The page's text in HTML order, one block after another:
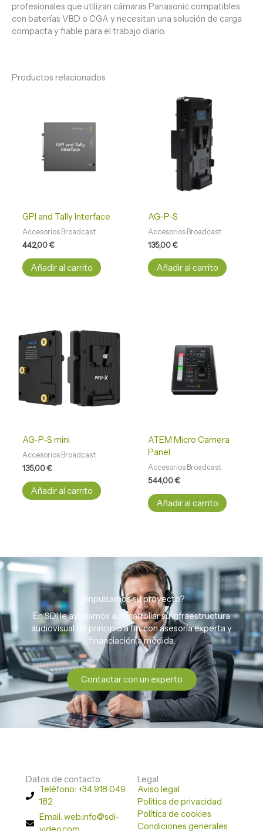
profesionales que utilizan cámaras Panasonic compatibles
con baterías VBD o CGA y necesitan una solución de carga
compacta y fiable para el trabajo diario.
Productos relacionados
GPI and Tally Interface
Accesorios Broadcast
442,00€
Añadir al carrito
AG-P-S
Accesorios Broadcast
135,00€
Añadir al carrito
AG-P-S mini
Accesorios Broadcast
135,00€
Añadir al carrito
ATEM Micro Camera
Panel
Accesorios Broadcast
544,00€
Añadir al carrito
¿Impulsamos su proyecto?
En SDI le ayudamos a desarrollar su infraestructura
audiovisual de principio a fin, con asesoría experta y
financiación a medida.
Contactar con un experto
Datos de contacto
Teléfono: +34 918 049
182
Email: web.info@sdi-
Legal
Aviso legal
Política de privacidad
Política de cookies
Condiciones generales